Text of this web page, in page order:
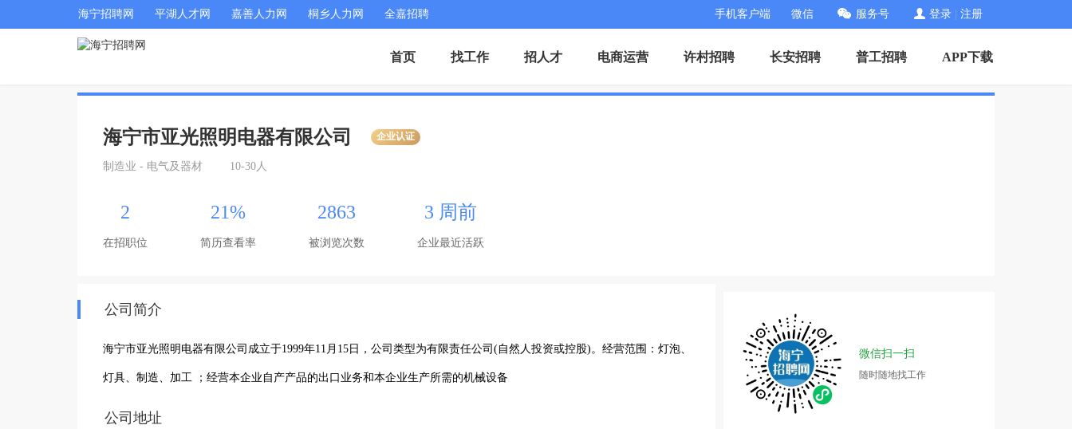
海宁招聘网 平湖人才网 嘉善人力网 桐乡人力网 全嘉招聘 手机客户端 微信 服务号 登录 注册
首页 找工作 招人才 电商运营 许村招聘 长安招聘 普工招聘 APP下载
海宁市亚光照明电器有限公司 企业认证
制造业 - 电气及器材 10-30人
2
在招职位
21%
简历查看率
2863
被浏览次数
3 周前
企业最近活跃
公司简介
海宁市亚光照明电器有限公司成立于1999年11月15日，公司类型为有限责任公司(自然人投资或控股)。经营范围：灯泡、
灯具、制造、加工 ；经营本企业自产产品的出口业务和本企业生产所需的机械设备
公司地址
微信扫一扫
随时随地找工作